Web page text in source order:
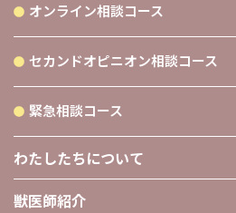
オンライン相談コース
セカンドオピニオン相談コース
緊急相談コース
わたしたちについて
獣医師紹介